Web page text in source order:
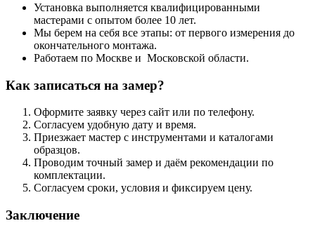
Установка выполняется квалифицированными
мастерами с опытом более 10 лет.
Мы берем на себя все этапы: от первого измерения до
окончательного монтажа.
Работаем по Москве и Московской области.
Как записаться на замер?
Оформите заявку через сайт или по телефону.
Согласуем удобную дату и время.
Приезжает мастер с инструментами и каталогами
образцов.
Проводим точный замер и даём рекомендации по
комплектации.
Согласуем сроки, условия и фиксируем цену.
Заключение